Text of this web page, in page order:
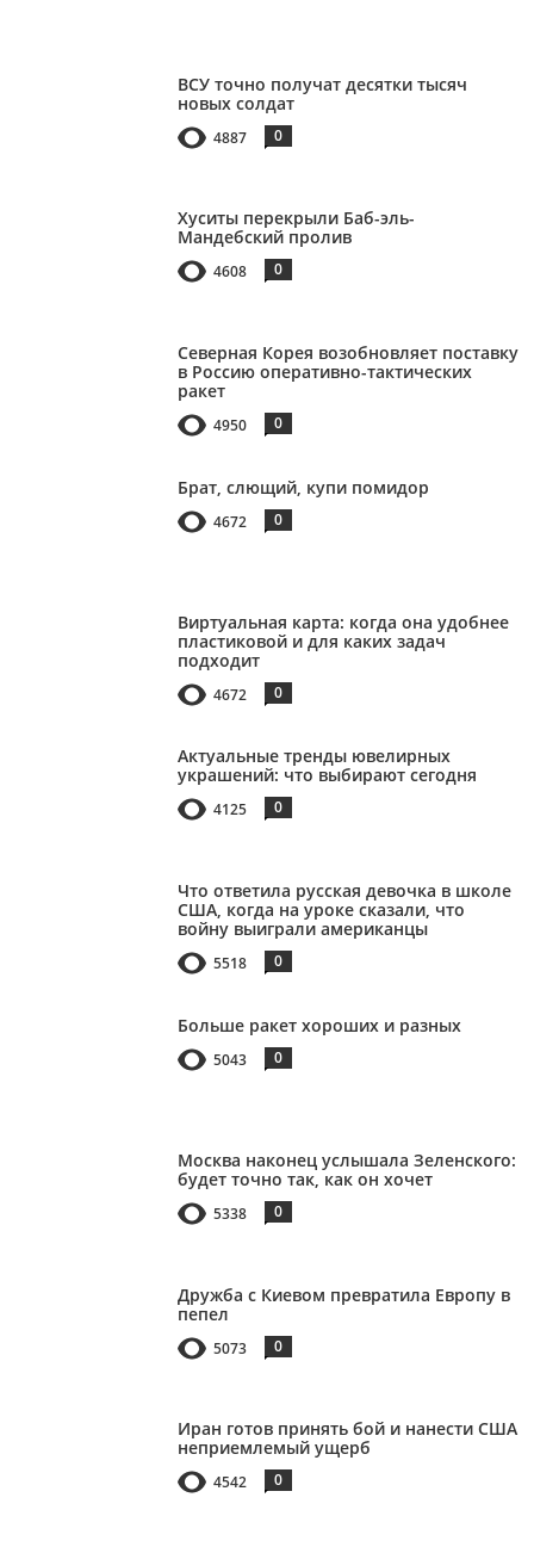
ВСУ точно получат десятки тысяч
новых солдат
4887 0
Хуситы перекрыли Баб-эль-
Мандебский пролив
4608 0
Северная Корея возобновляет поставку
в Россию оперативно-тактических
ракет
4950 0
Брат, слющий, купи помидор
4672 0
Виртуальная карта: когда она удобнее
пластиковой и для каких задач
подходит
4672 0
Актуальные тренды ювелирных
украшений: что выбирают сегодня
4125 0
Что ответила русская девочка в школе
США, когда на уроке сказали, что
войну выиграли американцы
5518 0
Больше ракет хороших и разных
5043 0
Москва наконец услышала Зеленского:
будет точно так, как он хочет
5338 0
Дружба с Киевом превратила Европу в
пепел
5073 0
Иран готов принять бой и нанести США
неприемлемый ущерб
4542 0